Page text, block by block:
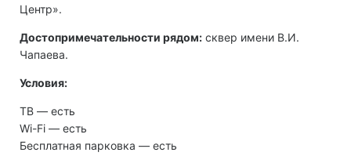
Центр».
Достопримечательности рядом: сквер имени В.И.
Чапаева.
Условия:
ТВ ― есть
Wi-Fi ― есть
Бесплатная парковка ― есть